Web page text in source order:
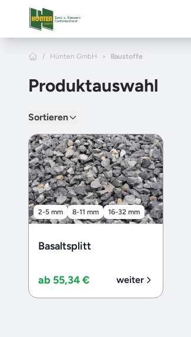
Zum Hauptinhalt springen
Home
/ Hünten GmbH > Baustoffe
Produktauswahl
Sortieren
2-5 mm 8-11 mm 16-32 mm
Basaltsplitt
ab 55,34 € weiter